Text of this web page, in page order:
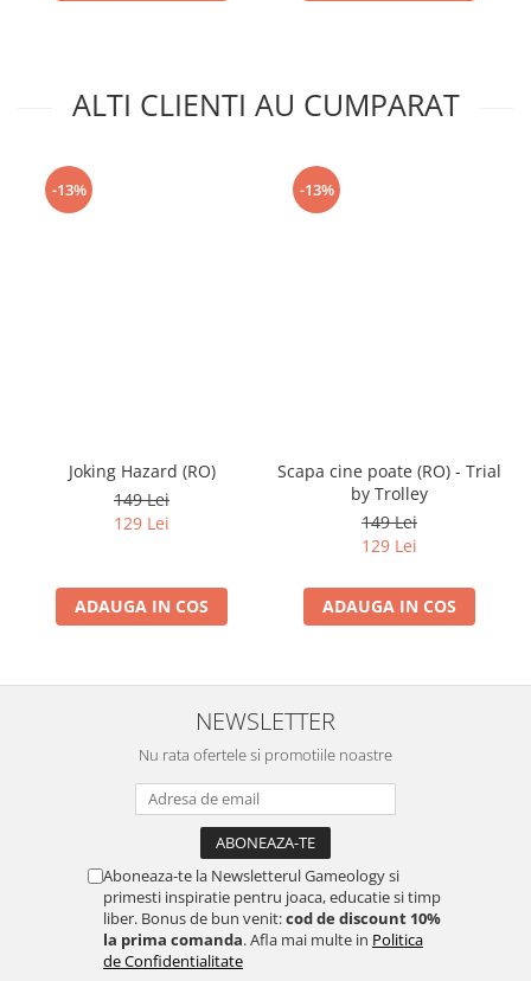
ALTI CLIENTI AU CUMPARAT
-13%
Joking Hazard (RO)
149 Lei
129 Lei
ADAUGA IN COS
-13%
Scapa cine poate (RO) - Trial
by Trolley
149 Lei
129 Lei
ADAUGA IN COS
NEWSLETTER
Nu rata ofertele si promotiile noastre
Aboneaza-te la Newsletterul Gameology si
primesti inspiratie pentru joaca, educatie si timp
liber. Bonus de bun venit:cod de discount 10%
la prima comanda. Afla mai multe in Politica
de Confidentialitate